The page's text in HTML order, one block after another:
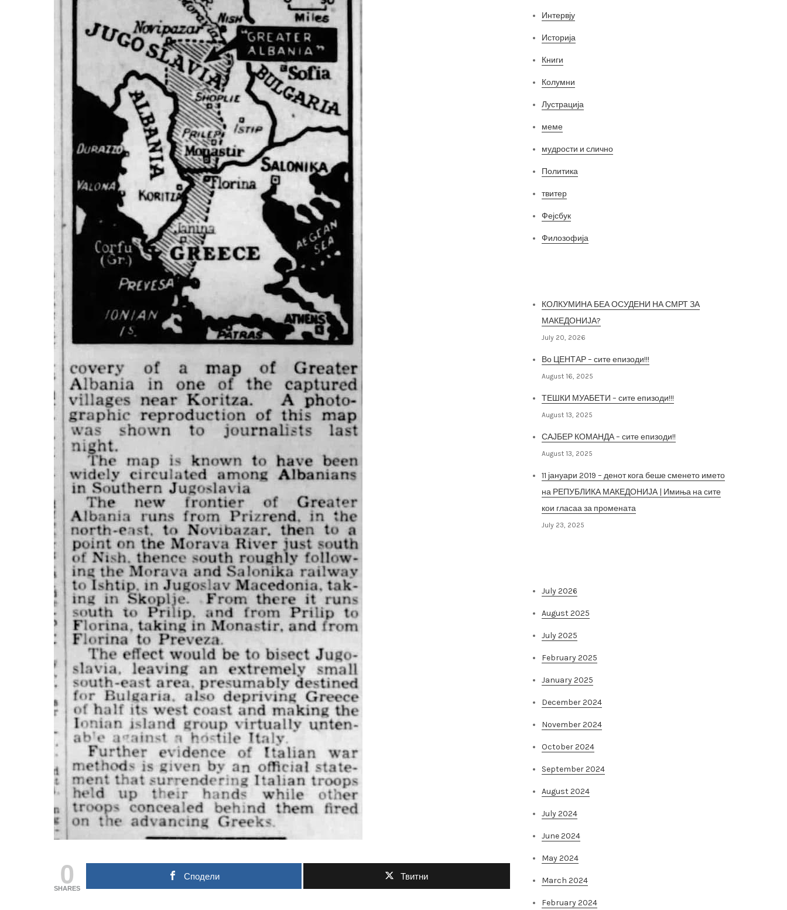
0
SHARES
Сподели Твитни
Интервју
Историја
Книги
Колумни
Лустрација
меме
мудрости и слично
Политика
твитер
Фејсбук
Филозофија
КОЛКУМИНА БЕА ОСУДЕНИ НА СМРТ ЗА
МАКЕДОНИЈА?
July 20, 2026
Во ЦЕНТАР – сите епизоди!!!
August 16, 2025
ТЕШКИ МУАБЕТИ – сите епизоди!!!
August 13, 2025
САЈБЕР КОМАНДА – сите епизоди!!
August 13, 2025
11 јануари 2019 – денот кога беше сменето името
на РЕПУБЛИКА МАКЕДОНИЈА | Имиња на сите
кои гласаа за промената
July 23, 2025
July 2026
August 2025
July 2025
February 2025
January 2025
December 2024
November 2024
October 2024
September 2024
August 2024
July 2024
June 2024
May 2024
March 2024
February 2024